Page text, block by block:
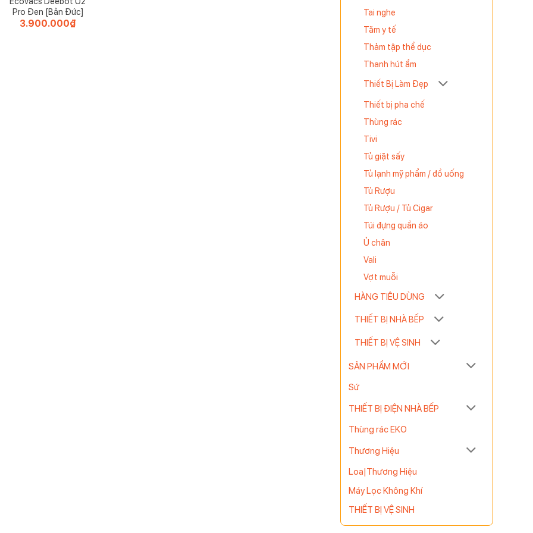
Tai nghe
Tăm y tế
Thảm tập thể dục
Thanh hút ẩm
Thiết Bị Làm Đẹp
Thiết bị pha chế
Thùng rác
Tivi
Tủ giặt sấy
Tủ lạnh mỹ phẩm / đồ uống
Tủ Rượu
Tủ Rượu / Tủ Cigar
Túi đựng quần áo
Ủ chân
Vali
Vợt muỗi
HÀNG TIÊU DÙNG
THIẾT BỊ NHÀ BẾP
THIẾT BỊ VỆ SINH
SẢN PHẨM MỚI
Sứ
THIẾT BỊ ĐIỆN NHÀ BẾP
Thùng rác EKO
Thương Hiệu
Loa|Thương Hiệu
Máy Lọc Không Khí
THIẾT BỊ VỆ SINH
Pro Đen [Bản Đức]
3.900.000₫